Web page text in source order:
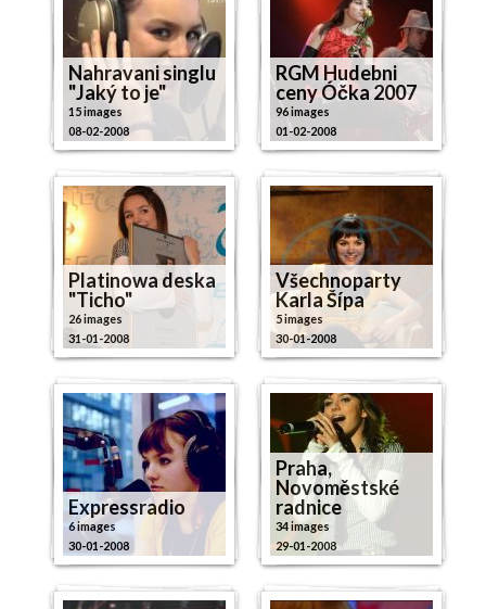
Nahravani singlu
"Jaký to je"
15 images
08-02-2008
RGM Hudebni
ceny Óčka 2007
96 images
01-02-2008
Platinowa deska
"Ticho"
26 images
31-01-2008
Všechnoparty
Karla Šípa
5 images
30-01-2008
Expressradio
6 images
30-01-2008
Praha,
Novoměstské
radnice
34 images
29-01-2008